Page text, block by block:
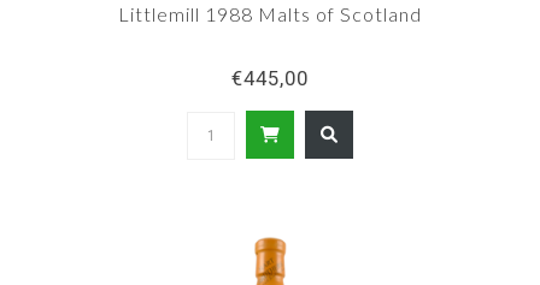
Littlemill 1988 Malts of Scotland
€445,00